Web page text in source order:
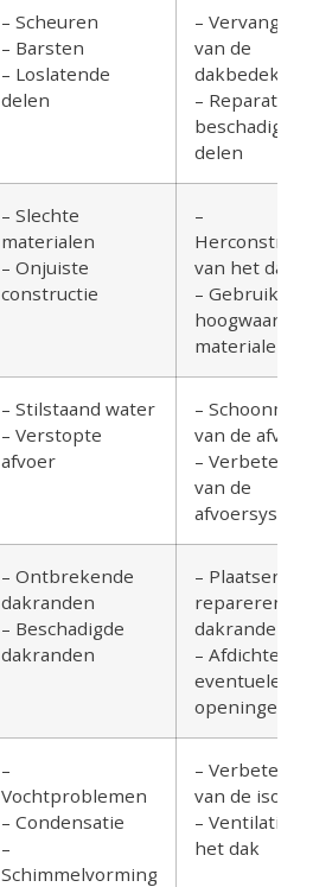
– Scheuren
– Barsten
– Loslatende
delen
– Vervangen
van de
– Reparatie
beschadigde
delen
– Slechte
materialen
– Onjuiste
constructie
–
van het dak
– Gebruik van
materialen
– Stilstaand water
– Verstopte
afvoer
–
van de afvoer
– Verbeteren
van de
– Ontbrekende
dakranden
– Beschadigde
dakranden
– Plaatsen of
repareren
dakranden
– Afdichten
eventuele
openingen
–
Vochtproblemen
– Condensatie
–
Schimmelvorming
– Verbeteren
van de
– Ventilatie
het dak